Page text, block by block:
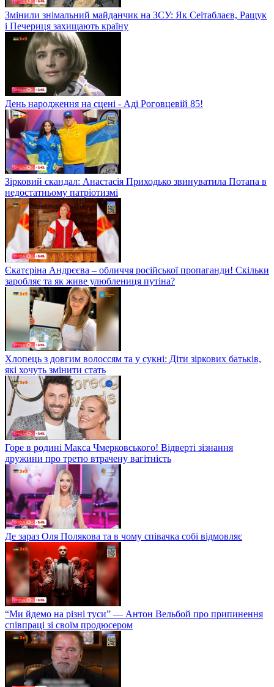
Змінили знімальний майданчик на ЗСУ: Як Сеітаблаєв, Ращук
і Печериця захищають країну
День народження на сцені - Аді Роговцевій 85!
Зірковий скандал: Анастасія Приходько звинуватила Потапа в
недостатньому патріотизмі
Єкатєріна Андрєєва – обличчя російської пропаганди! Скільки
заробляє та як живе улюблениця путіна?
Хлопець з довгим волоссям та у сукні: Діти зіркових батьків,
які хочуть змінити стать
Горе в родині Макса Чмерковського! Відверті зізнання
дружини про третю втрачену вагітність
Де зараз Оля Полякова та в чому співачка собі відмовляє
“Ми йдемо на різні туси” — Антон Вельбой про припинення
співпраці зі своїм продюсером